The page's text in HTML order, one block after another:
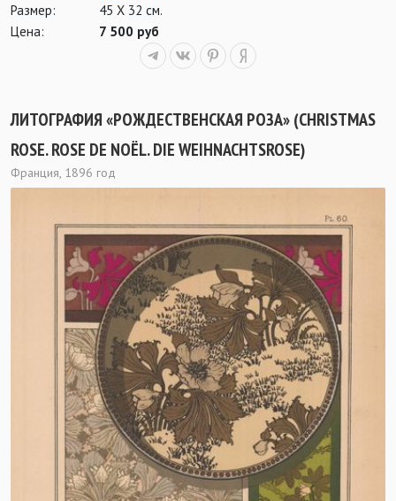
Размер:
45 Х 32 см.
Цена:
7 500 руб
ЛИТОГРАФИЯ «РОЖДЕСТВЕНСКАЯ РОЗА» (CHRISTMAS
ROSE. ROSE DE NOËL. DIE WEIHNACHTSROSE)
Франция, 1896 год